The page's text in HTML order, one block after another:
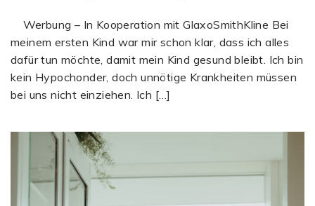
Werbung – In Kooperation mit GlaxoSmithKline Bei
meinem ersten Kind war mir schon klar, dass ich alles
dafür tun möchte, damit mein Kind gesund bleibt. Ich bin
kein Hypochonder, doch unnötige Krankheiten müssen
bei uns nicht einziehen. Ich […]